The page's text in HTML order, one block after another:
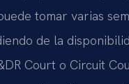
tomar varias
de la
Court o Circuit